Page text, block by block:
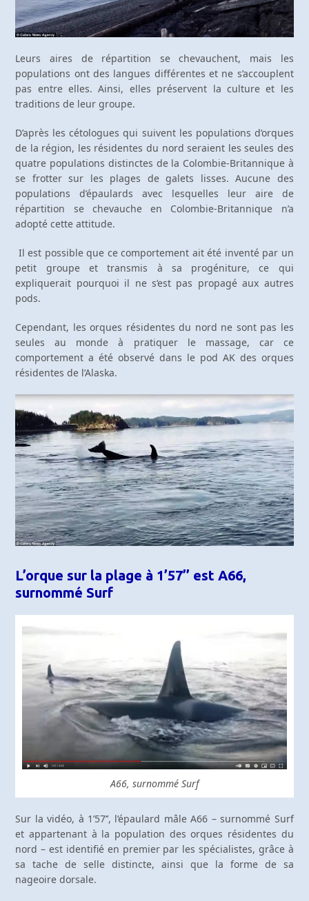
Leurs aires de répartition se chevauchent, mais les
populations ont des langues différentes et ne s’accouplent
pas entre elles. Ainsi, elles préservent la culture et les
traditions de leur groupe.
D’après les cétologues qui suivent les populations d’orques
de la région, les résidentes du nord seraient les seules des
quatre populations distinctes de la Colombie-Britannique à
se frotter sur les plages de galets lisses. Aucune des
populations d’épaulards avec lesquelles leur aire de
répartition se chevauche en Colombie-Britannique n’a
adopté cette attitude.
Il est possible que ce comportement ait été inventé par un
petit groupe et transmis à sa progéniture, ce qui
expliquerait pourquoi il ne s’est pas propagé aux autres
pods.
Cependant, les orques résidentes du nord ne sont pas les
seules au monde à pratiquer le massage, car ce
comportement a été observé dans le pod AK des orques
résidentes de l’Alaska.
L’orque sur la plage à 1’57’’ est A66,
surnommé Surf
A66, surnommé Surf
Sur la vidéo, à 1’57’’, l’épaulard mâle A66 – surnommé Surf
et appartenant à la population des orques résidentes du
nord – est identifié en premier par les spécialistes, grâce à
sa tache de selle distincte, ainsi que la forme de sa
nageoire dorsale.